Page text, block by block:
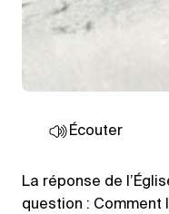
Écouter
La réponse de
question :